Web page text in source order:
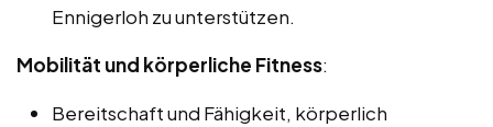
Ennigerloh zu unterstützen.
Mobilität und körperliche Fitness:
Bereitschaft und Fähigkeit, körperlich